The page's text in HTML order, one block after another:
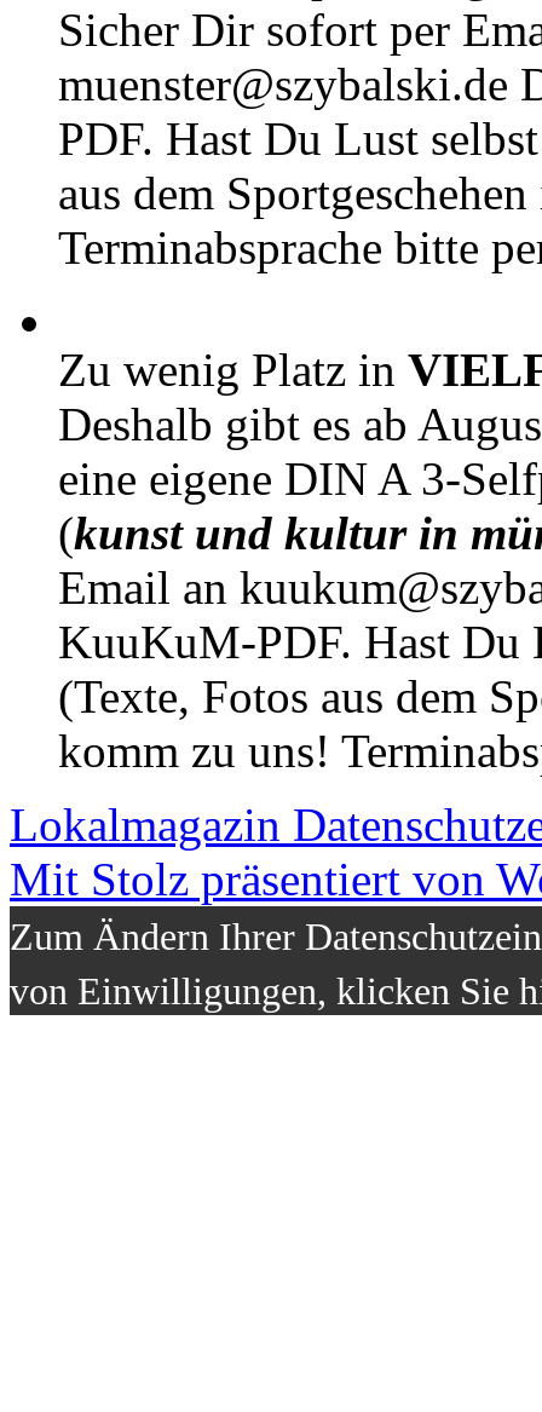
Sicher Dir sofort per
muenster@szybalski.de
PDF. Hast Du Lust
aus dem
Terminabsprache bitte
Zu wenig Platz in
Deshalb gibt es ab
eine eigene DIN A 3-
(kunst und kultur in
Email an
KuuKuM-PDF. Hast Du
(Texte, Fotos aus dem
komm zu uns!
Lokalmagazin
Mit Stolz präsentiert von
Zum Ändern Ihrer
von Einwilligungen, klicken Sie